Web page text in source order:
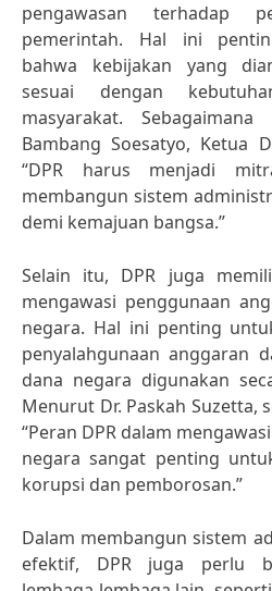
pengawasan terhadap
pemerintah. Hal ini
bahwa kebijakan yang
sesuai dengan
masyarakat.
Bambang Soesatyo, Ketua
“DPR harus menjadi
membangun sistem
demi kemajuan bangsa.”
Selain itu, DPR juga
mengawasi penggunaan
negara. Hal ini penting
penyalahgunaan anggaran
dana negara digunakan
Menurut Dr. Paskah Suzetta,
“Peran DPR dalam
negara sangat penting
korupsi dan pemborosan.”
Dalam membangun sistem
efektif, DPR juga perlu